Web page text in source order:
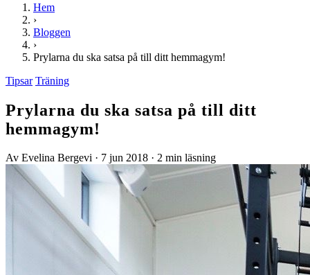
Hem
›
Bloggen
›
Prylarna du ska satsa på till ditt hemmagym!
Tipsar Träning
Prylarna du ska satsa på till ditt
hemmagym!
Av Evelina Bergevi · 7 jun 2018 · 2 min läsning